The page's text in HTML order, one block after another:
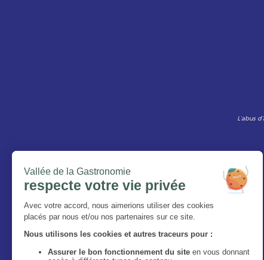
L’abus
Le Magazine
Qui sommes-nous ?
Mentions légales
Politique de confidentialité